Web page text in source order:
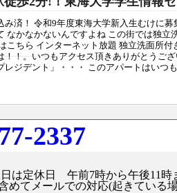
み済！ 令和9年度東海大学新入生むけに
なかなかないんですよね この街では独
こちら インターネット放題 独立洗面所
！！。いつもアクセス頂きありがとうご
レジデント」・・・ このアパートはいつ
2337
は定休日 午前7時から午後11時
めてメールでの対応(起きている